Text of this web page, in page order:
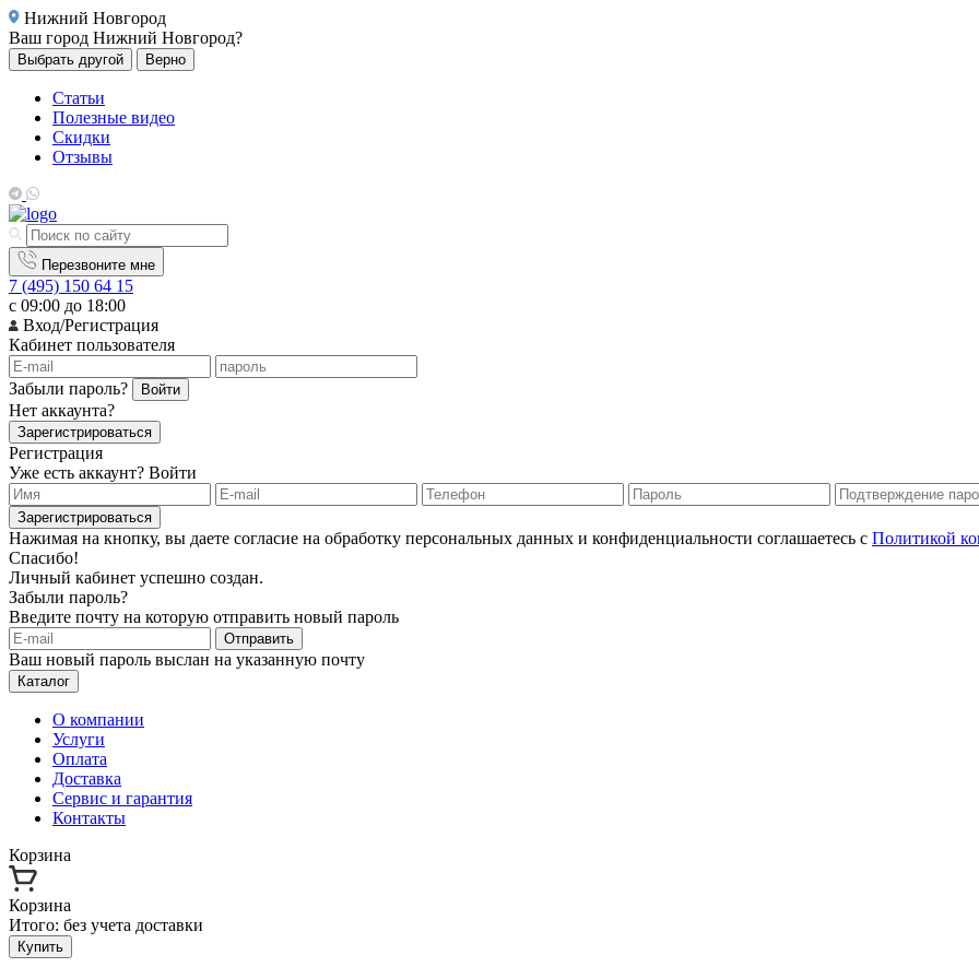
Нижний Новгород
Ваш город Нижний Новгород?
Выбрать другой Верно
Статьи
Полезные видео
Скидки
Отзывы
Перезвоните мне
7 (495) 150 64 15
с 09:00 до 18:00
Вход/Регистрация
Кабинет пользователя
Забыли пароль? Войти
Нет аккаунта?
Зарегистрироваться
Регистрация
Уже есть аккаунт? Войти
Зарегистрироваться
Нажимая на кнопку, вы даете согласие на обработку персональных данных и конфиденциальности соглашаетесь с Политикой
Спасибо!
Личный кабинет успешно создан.
Забыли пароль?
Введите почту на которую отправить новый пароль
Отправить
Ваш новый пароль выслан на указанную почту
Каталог
О компании
Услуги
Оплата
Доставка
Сервис и гарантия
Контакты
Корзина
Корзина
Итого: без учета доставки
Купить